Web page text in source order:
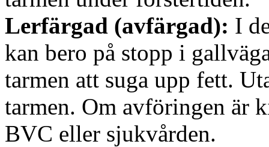
Lerfärgad (avfärgad): I
kan bero på stopp i
tarmen att suga upp fett.
tarmen. Om avföringen är
BVC eller sjukvården.